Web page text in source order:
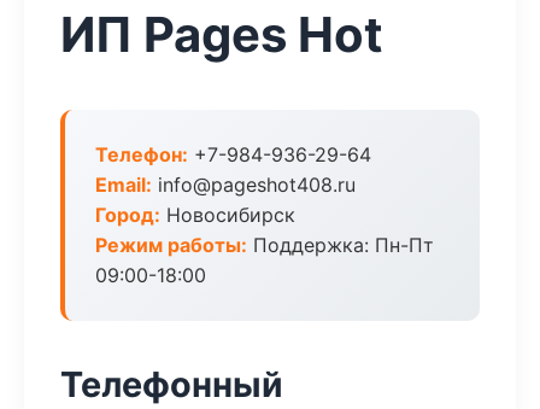
ИП Pages Hot
Телефон: +7-984-936-29-64
Email: info@pageshot408.ru
Город: Новосибирск
Режим работы: Поддержка: Пн-Пт
09:00-18:00
Телефонный